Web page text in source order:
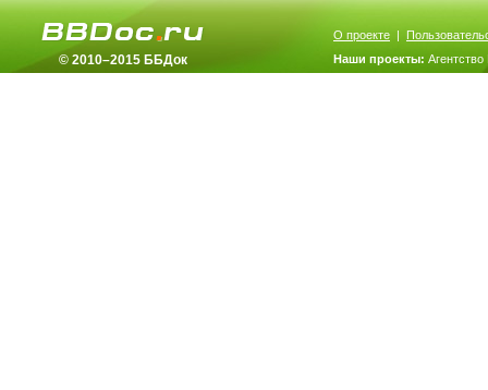
© 2010–2015 ББДок
О проекте |
Наши проекты: